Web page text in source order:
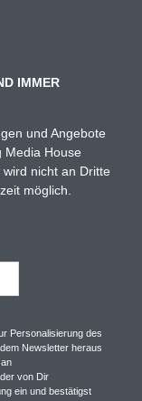
IMMER
und Angebote
Media House
nicht an Dritte
möglich.
Personalisierung des
Newsletter heraus
von Dir
ein und bestätigst